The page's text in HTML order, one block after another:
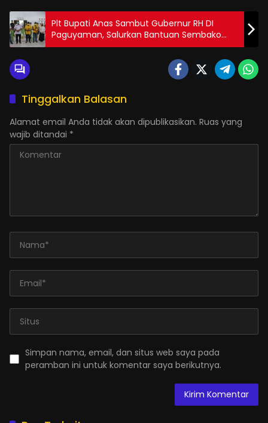
Plt Bupati Anas Sambut Gubernur RH DI
Paguyaman, Salurkan Bantuan Sembako
dan Serahkan Bantuan Motor
Tinggalkan Balasan
Alamat email Anda tidak akan dipublikasikan. Ruas yang
wajib ditandai *
Simpan nama, email, dan situs web saya pada
peramban ini untuk komentar saya berikutnya.